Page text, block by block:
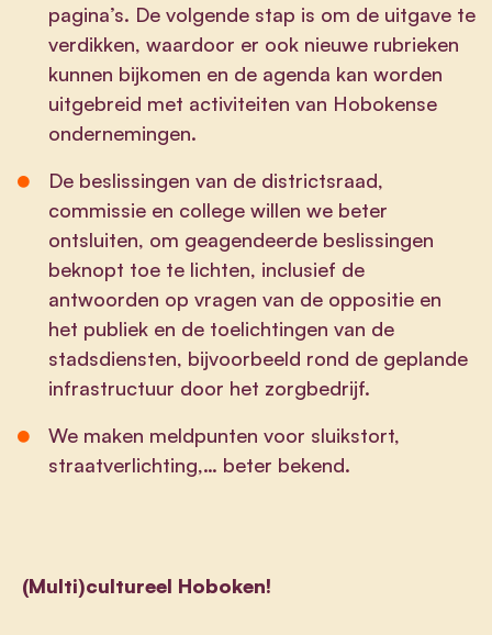
pagina’s. De volgende stap is om de uitgave te
verdikken, waardoor er ook nieuwe rubrieken
kunnen bijkomen en de agenda kan worden
uitgebreid met activiteiten van Hobokense
ondernemingen.
De beslissingen van de districtsraad,
commissie en college willen we beter
ontsluiten, om geagendeerde beslissingen
beknopt toe te lichten, inclusief de
antwoorden op vragen van de oppositie en
het publiek en de toelichtingen van de
stadsdiensten, bijvoorbeeld rond de geplande
infrastructuur door het zorgbedrijf.
We maken meldpunten voor sluikstort,
straatverlichting,… beter bekend.
(Multi)cultureel Hoboken!